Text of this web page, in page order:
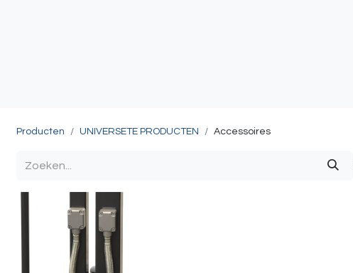
Producten UNIVERSETE PRODUCTEN Accessoires